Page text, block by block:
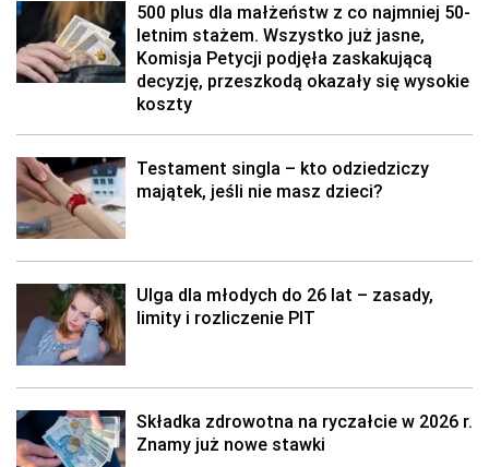
500 plus dla małżeństw z co najmniej 50-
letnim stażem. Wszystko już jasne,
Komisja Petycji podjęła zaskakującą
decyzję, przeszkodą okazały się wysokie
koszty
Testament singla – kto odziedziczy
majątek, jeśli nie masz dzieci?
Ulga dla młodych do 26 lat – zasady,
limity i rozliczenie PIT
Składka zdrowotna na ryczałcie w 2026 r.
Znamy już nowe stawki